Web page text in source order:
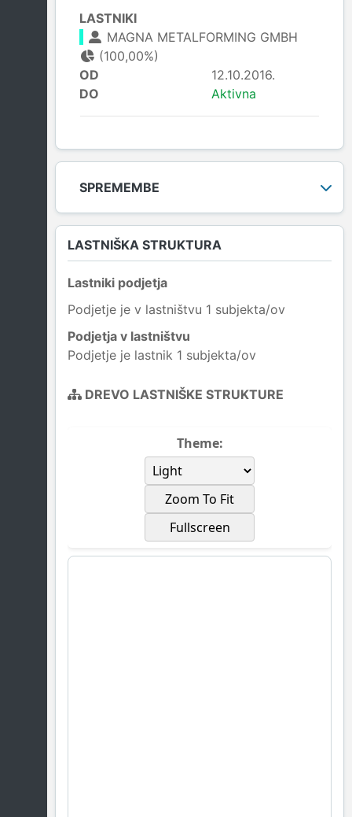
LASTNIKI
MAGNA METALFORMING GMBH
(100,00%)
OD
12.10.2016.
DO
Aktivna
SPREMEMBE
LASTNIŠKA STRUKTURA
Lastniki podjetja
Podjetje je v lastništvu 1 subjekta/ov
Podjetja v lastništvu
Podjetje je lastnik 1 subjekta/ov
DREVO LASTNIŠKE STRUKTURE
Theme:
Zoom To Fit
Fullscreen